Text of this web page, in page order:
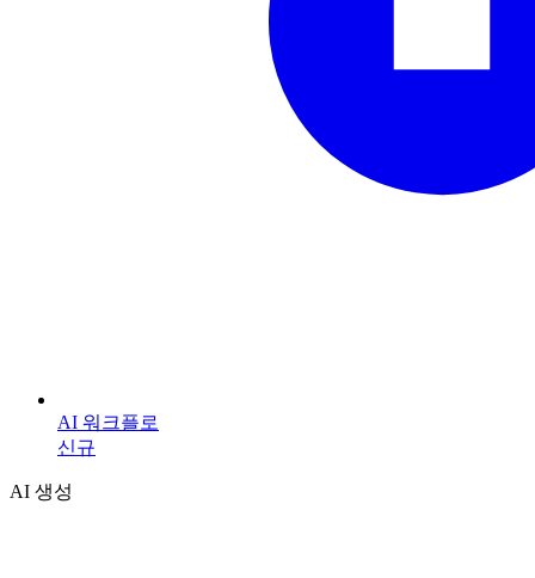
AI 워크플로
신규
AI 생성